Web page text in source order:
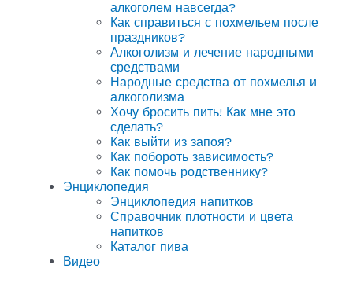
алкоголем навсегда?
Как справиться с похмельем после
праздников?
Алкоголизм и лечение народными
средствами
Народные средства от похмелья и
алкоголизма
Хочу бросить пить! Как мне это
сделать?
Как выйти из запоя?
Как побороть зависимость?
Как помочь родственнику?
Энциклопедия
Энциклопедия напитков
Справочник плотности и цвета
напитков
Каталог пива
Видео